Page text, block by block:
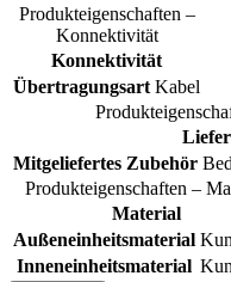
Produkteigenschaften –
Konnektivität
Konnektivität
Übertragungsart Kabel
Mitgeliefertes Zubehör
Produkteigenschaften –
Material
Außeneinheitsmaterial
Inneneinheitsmaterial